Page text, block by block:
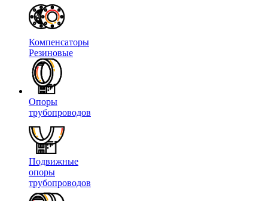
Компенсаторы
Резиновые
Опоры
трубопроводов
Подвижные
опоры
трубопроводов